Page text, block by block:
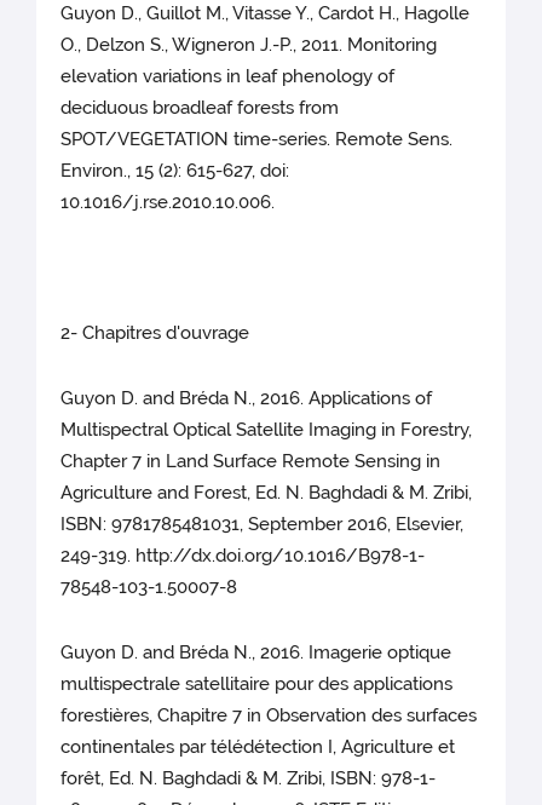
Guyon D., Guillot M., Vitasse Y., Cardot H., Hagolle
O., Delzon S., Wigneron J.-P., 2011. Monitoring
elevation variations in leaf phenology of
deciduous broadleaf forests from
SPOT/VEGETATION time-series. Remote Sens.
Environ., 15 (2): 615-627, doi:
10.1016/j.rse.2010.10.006.
2- Chapitres d'ouvrage
Guyon D. and Bréda N., 2016. Applications of
Multispectral Optical Satellite Imaging in Forestry,
Chapter 7 in Land Surface Remote Sensing in
Agriculture and Forest, Ed. N. Baghdadi & M. Zribi,
ISBN: 9781785481031, September 2016, Elsevier,
249-319. http://dx.doi.org/10.1016/B978-1-
78548-103-1.50007-8
Guyon D. and Bréda N., 2016. Imagerie optique
multispectrale satellitaire pour des applications
forestières, Chapitre 7 in Observation des surfaces
continentales par télédétection I, Agriculture et
forêt, Ed. N. Baghdadi & M. Zribi, ISBN: 978-1-